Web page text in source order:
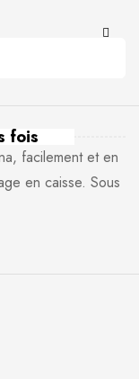
fois
facilement et en
en caisse. Sous